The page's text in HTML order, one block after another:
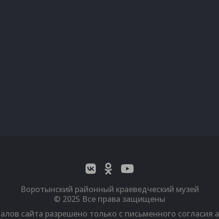
Воротынский районный краеведческий музей
© 2025 Все права защищены
сайта разрешено только с письменного согласия